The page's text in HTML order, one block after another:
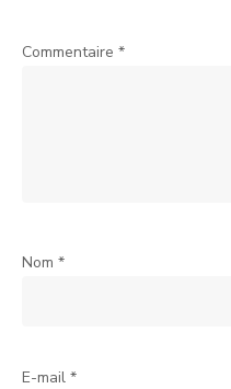
Commentaire *
Nom *
E-mail *